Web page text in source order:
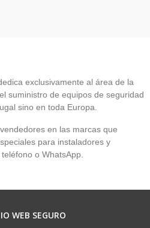
exclusivamente al área de la
suministro de equipos de seguridad
sino en toda Europa.
en las marcas que
para instaladores y
o WhatsApp.
WEB SEGURO